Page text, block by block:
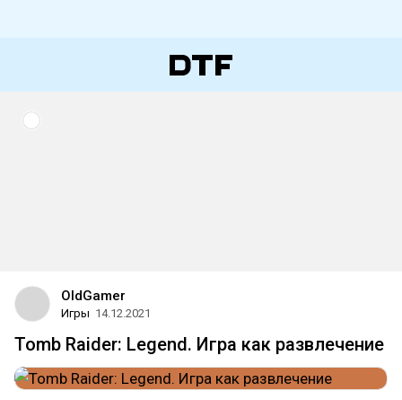
OldGamer
Игры 14.12.2021
Tomb Raider: Legend. Игра как развлечение